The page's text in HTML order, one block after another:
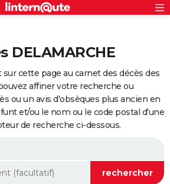
DELAMARCHE
cette page au carnet des décès des
affiner votre recherche ou
ou un avis d'obsèques plus ancien en
et/ou le nom ou le code postal d'une
de recherche ci-dessous.